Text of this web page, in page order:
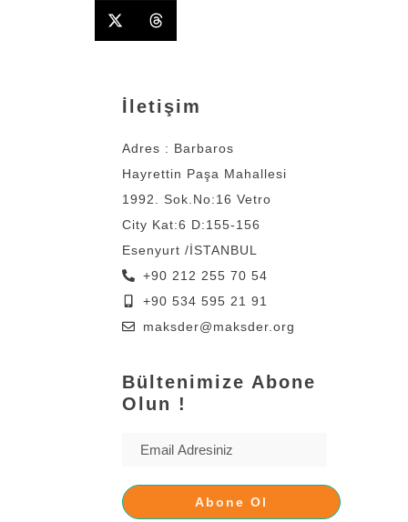
İletişim
Adres : Barbaros
Hayrettin Paşa Mahallesi
1992. Sok.No:16 Vetro
City Kat:6 D:155-156
Esenyurt /İSTANBUL
+90 212 255 70 54
+90 534 595 21 91
maksder@maksder.org
Bültenimize Abone
Olun !